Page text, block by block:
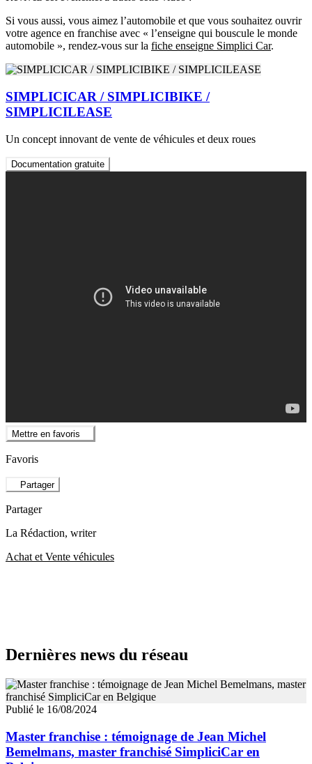
Si vous aussi, vous aimez l’automobile et que vous souhaitez ouvrir
votre agence en franchise avec « l’enseigne qui bouscule le monde
automobile », rendez-vous sur la fiche enseigne Simplici Car.
SIMPLICICAR / SIMPLICIBIKE /
SIMPLICILEASE
Un concept innovant de vente de véhicules et deux roues
Documentation gratuite
Mettre en favoris
Favoris
Partager
Partager
La Rédaction, writer
Achat et Vente véhicules
Dernières news du réseau
Publié le 16/08/2024
Master franchise : témoignage de Jean Michel
Bemelmans, master franchisé SimpliciCar en